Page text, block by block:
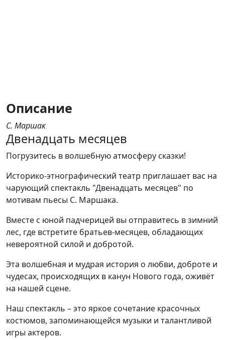
Описание
С. Маршак
Двенадцать месяцев
Погрузитесь в волшебную атмосферу сказки!
Историко-этнографический театр приглашает вас на
чарующий спектакль "Двенадцать месяцев" по
мотивам пьесы С. Маршака.
Вместе с юной падчерицей вы отправитесь в зимний
лес, где встретите братьев-месяцев, обладающих
невероятной силой и добротой.
Эта волшебная и мудрая история о любви, доброте и
чудесах, происходящих в канун Нового года, оживёт
на нашей сцене.
Наш спектакль – это яркое сочетание красочных
костюмов, запоминающейся музыки и талантливой
игры актеров.